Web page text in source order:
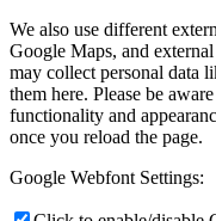
We also use different
Google Maps, and
may collect personal data
them here. Please be
functionality and
once you reload the page.
Google Webfont Settings: